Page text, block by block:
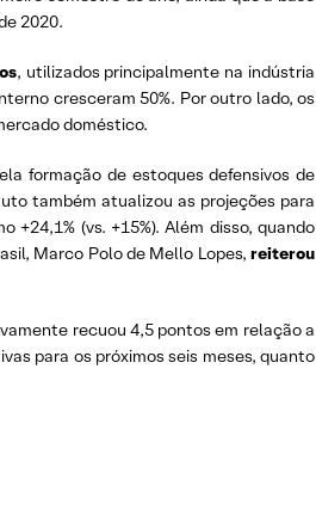
2020.
, utilizados principalmente na indústria
cresceram 50%. Por outro lado, os
doméstico.
formação de estoques defensivos de
também atualizou as projeções para
+24,1% (vs. +15%). Além disso, quando
Marco Polo de Mello Lopes,reiterou
recuou 4,5 pontos em relação a
para os próximos seis meses, quanto